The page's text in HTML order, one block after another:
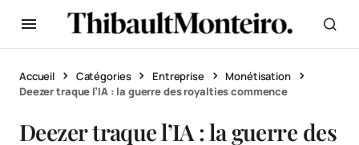
Accueil Catégories Entreprise
Monétisation
Deezer traque l’IA : la guerre des royalties commence
Deezer traque l’IA : la guerre des